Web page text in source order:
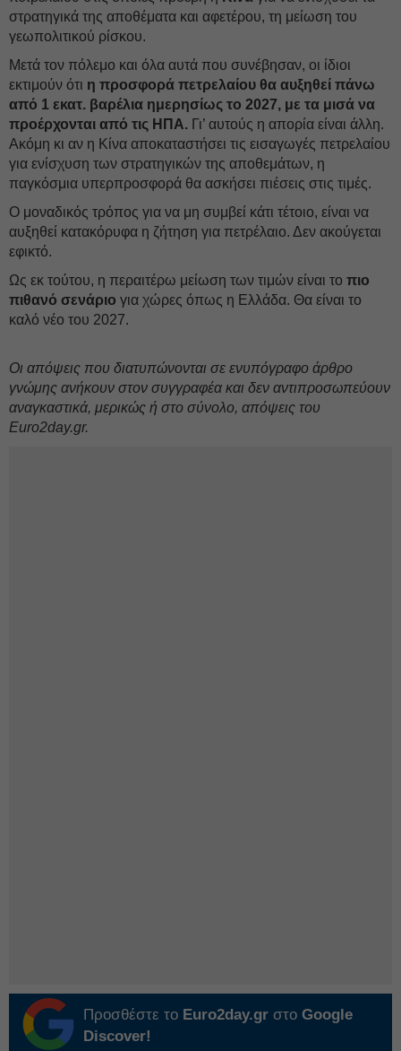
στρατηγικά της αποθέματα και αφετέρου, τη μείωση του
γεωπολιτικού ρίσκου.
Μετά τον πόλεμο και όλα αυτά που συνέβησαν, οι ίδιοι
εκτιμούν ότι η προσφορά πετρελαίου θα αυξηθεί πάνω
από 1 εκατ. βαρέλια ημερησίως το 2027, με τα μισά να
προέρχονται από τις ΗΠΑ. Γι’ αυτούς η απορία είναι άλλη.
Ακόμη κι αν η Κίνα αποκαταστήσει τις εισαγωγές πετρελαίου
για ενίσχυση των στρατηγικών της αποθεμάτων, η
παγκόσμια υπερπροσφορά θα ασκήσει πιέσεις στις τιμές.
Ο μοναδικός τρόπος για να μη συμβεί κάτι τέτοιο, είναι να
αυξηθεί κατακόρυφα η ζήτηση για πετρέλαιο. Δεν ακούγεται
εφικτό.
Ως εκ τούτου, η περαιτέρω μείωση των τιμών είναι το πιο
πιθανό σενάριο για χώρες όπως η Ελλάδα. Θα είναι το
καλό νέο του 2027.
Oι απόψεις που διατυπώνονται σε ενυπόγραφο άρθρο
γνώμης ανήκουν στον συγγραφέα και δεν αντιπροσωπεύουν
αναγκαστικά, μερικώς ή στο σύνολο, απόψεις του
Euro2day.gr.
Προσθέστε το Euro2day.gr στο Google
Discover!